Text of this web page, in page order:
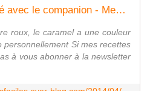
Caramel au beurre salé avec le companion - Mes Meilleures Recettes Faciles
roux, le caramel a une couleur
Si mes recettes
à vous abonner à la newsletter